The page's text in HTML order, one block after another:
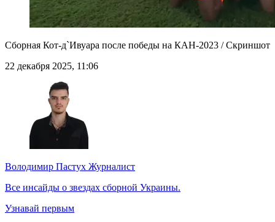
Сборная Кот-д`Ивуара после победы на КАН-2023 / Скриншот
22 декабря 2025, 11:06
Володимир Пастух Журналист
Все инсайды о звездах сборной Украины.
Узнавай первым